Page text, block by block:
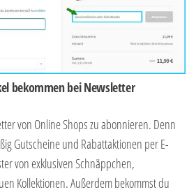
bekommen bei Newsletter
von Online Shops zu abonnieren. Denn
Gutscheine und Rabattaktionen per E-
von exklusiven Schnäppchen,
Kollektionen. Außerdem bekommst du